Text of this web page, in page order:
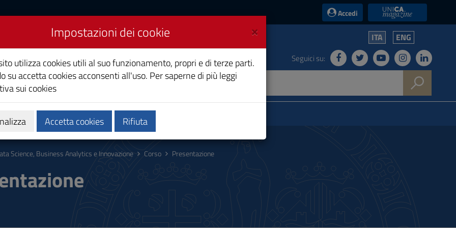
Accedi UniCA News
Analytics e ITA ENG
Seguici su:
Calendari e orari Qualità e miglioramento
Science, Business Analytics e Innovazione Corso Presentazione
×
Impostazioni dei cookie
utilizza cookies utili al suo funzionamento, propri e di terze parti.
su accetta cookies acconsenti all'uso. Per saperne di più leggi
sui cookies
Accetta cookies Rifiuta